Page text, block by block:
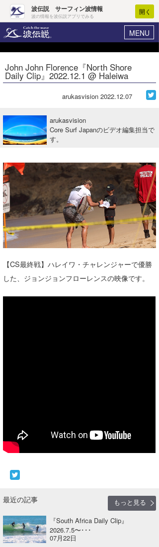
波伝説 サーフィン波情報
波の情報を波伝説アプリでみる
開く
MENU
ヘルプ マイホーム
ログイン
波情報･概況
WAVE HUNTER 波予想ツール
ニュース
サーフィンエリアガイド
会員メニュー
今月のプレゼント
John John Florence『North Shore
Daily Clip』2022.12.1 @ Haleiwa
arukasvision 2022.12.07
arukasvision
Core Surf Japanのビデオ編集担当で
す。
【CS最終戦】ハレイワ・チャレンジャーで優勝
した、ジョンジョンフローレンスの映像です。
最近の記事
もっと見る
『South Africa Daily Clip』
2026.7.5〜･･･
07月22日
Core Surf Japan
アート＆エンタメ
トラベル
ショップ情報
ショップ情報
湘南
千葉北
伊豆
ウラナミ
お知らせ
その他
ライター/寄稿メディア
Core Surf Japan
mitsuteru Kamio
Yasunari Inoue
Yoshiyuki Obata
SURFMEDIA
Colors MAGAZINE
WAVAL
波伝説アンバサダー/プロライダー
福島寿実子
中浦“JET”章
波伝説スタッフ
☆加藤
波伝説